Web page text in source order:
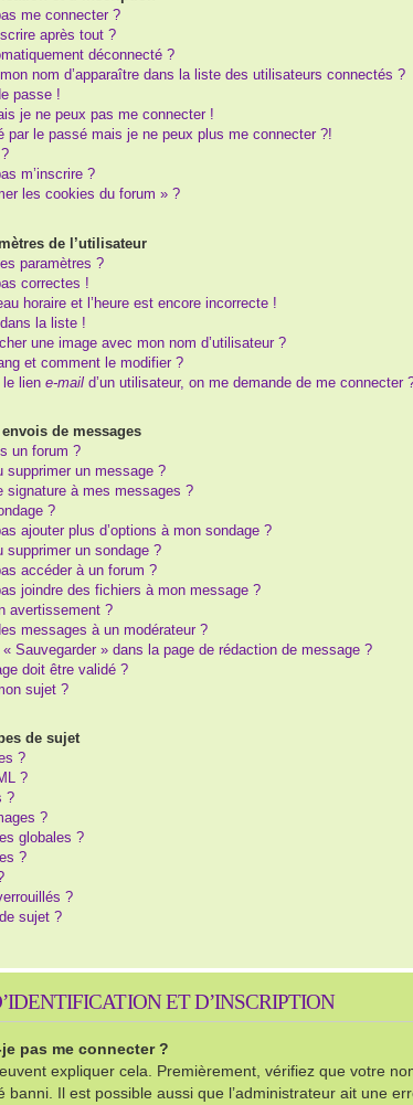
me connecter ?
après tout ?
déconnecté ?
nom d’apparaître dans la liste des utilisateurs connectés ?
passe !
je ne peux pas me connecter !
par le passé mais je ne peux plus me connecter ?!
m’inscrire ?
les cookies du forum » ?
de l’utilisateur
paramètres ?
correctes !
horaire et l’heure est encore incorrecte !
la liste !
une image avec mon nom d’utilisateur ?
et comment le modifier ?
le lien e-maild’un utilisateur, on me demande de me connecter
de messages
un forum ?
supprimer un message ?
signature à mes messages ?
?
ajouter plus d’options à mon sondage ?
supprimer un sondage ?
accéder à un forum ?
joindre des fichiers à mon message ?
avertissement ?
messages à un modérateur ?
Sauvegarder » dans la page de rédaction de message ?
doit être validé ?
sujet ?
de sujet
?
?
?
?
globales ?
?
?
sujet ?
ET D’INSCRIPTION
pas me connecter ?
expliquer cela. Premièrement, vérifiez que votre
banni. Il est possible aussi que l’administrateur ait une